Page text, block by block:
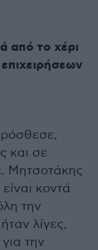
από το χέρι
και σε
Μητσοτάκης
κοντά
την
λίγες,
την